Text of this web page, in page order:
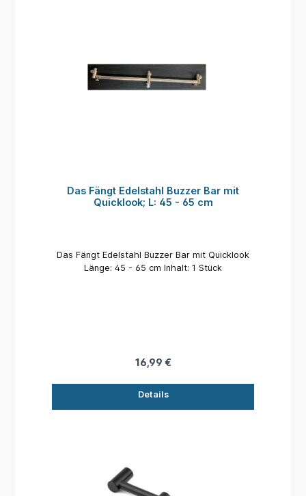
Das Fängt Edelstahl Buzzer Bar mit
Quicklook; L: 45 - 65 cm
Das Fängt Edelstahl Buzzer Bar mit Quicklook
Länge: 45 - 65 cm Inhalt: 1 Stück
16,99 €
Details